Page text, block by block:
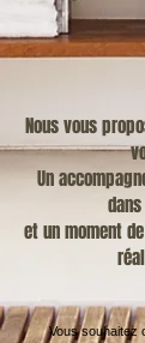
Nous vous
Un
et un moment
Vous souhaitez